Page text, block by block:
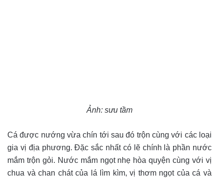
Ảnh: sưu tầm
Cá được nướng vừa chín tới sau đó trộn cùng với các loại
gia vị địa phương. Đặc sắc nhất có lẽ chính là phần nước
mắm trộn gỏi. Nước mắm ngọt nhẹ hòa quyện cùng với vị
chua và chan chát của lá lìm kìm, vị thơm ngọt của cá và